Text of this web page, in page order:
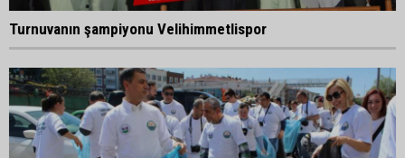
Turnuvanın şampiyonu Velihimmetlispor